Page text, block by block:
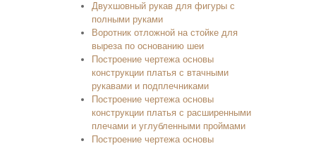
Двухшовный рукав для фигуры с
полными руками
Воротник отложной на стойке для
выреза по основанию шеи
Построение чертежа основы
конструкции платья с втачными
рукавами и подплечниками
Построение чертежа основы
конструкции платья с расширенными
плечами и углубленными проймами
Построение чертежа основы